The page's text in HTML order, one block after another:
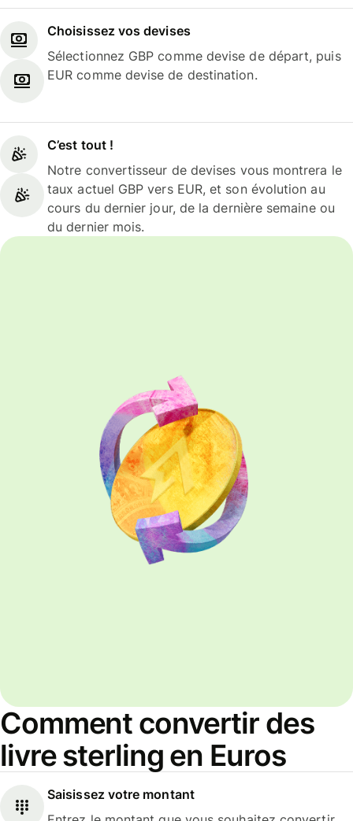
Choisissez vos devises
Sélectionnez GBP comme devise de départ, puis
EUR comme devise de destination.
C’est tout !
Notre convertisseur de devises vous montrera le
taux actuel GBP vers EUR, et son évolution au
cours du dernier jour, de la dernière semaine ou
du dernier mois.
Comment convertir des
livre sterling en Euros
Saisissez votre montant